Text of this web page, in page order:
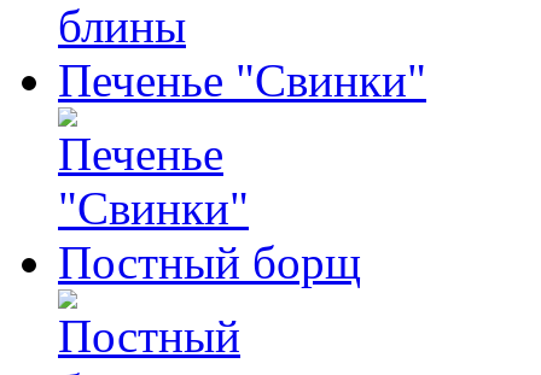
Печенье "Свинки"
Постный борщ